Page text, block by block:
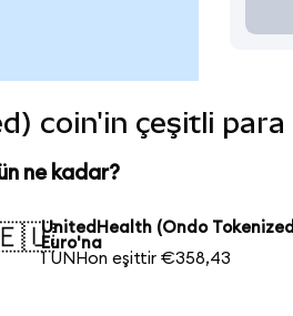
coin'in çeşitli
ne kadar?
UnitedHealth (Ondo
Euro'na
1 UNHon eşittir €358,43